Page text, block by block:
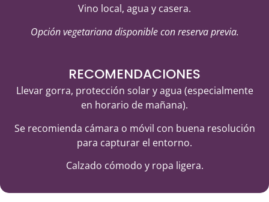
Vino local, agua y casera.
Opción vegetariana disponible con reserva previa.
RECOMENDACIONES
Llevar gorra, protección solar y agua (especialmente
en horario de mañana).
Se recomienda cámara o móvil con buena resolución
para capturar el entorno.
Calzado cómodo y ropa ligera.